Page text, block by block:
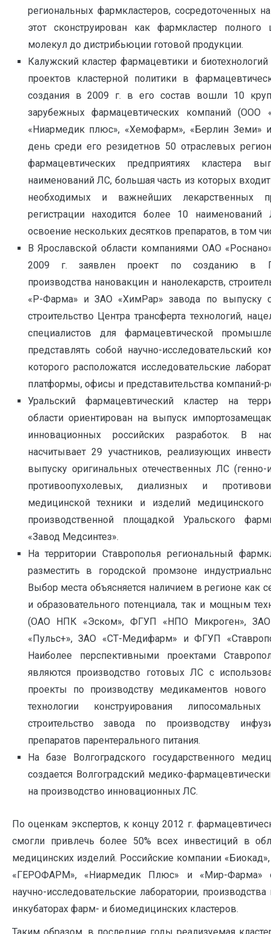
региональных фармкластеров, сосредоточенных
этот сконструирован как фармкластер
молекул до дистрибьюции готовой продукции.
Калужский кластер фармацевтики и
проектов кластерной политики в
создания в 2009 г. в его состав вошли 10
зарубежных фармацевтических компаний (ООО
«Ниармедик плюс», «Хемофарм», «Берлин Земи»
день среди его резидетнов 50 отраслевых
фармацевтических предприятиях кластера
наименований ЛС, большая часть из которых
необходимых и важнейших лекарственных
регистрации находится более 10
освоение нескольких десятков препаратов, в том
В Ярославской области компаниями ОАО
2009 г. заявлен проект по созданию в
производства нановакцин и нанолекарств,
«Р-Фарма» и ЗАО «ХимРар» завода по выпуску
строительство Центра трансферта технологий,
специалистов для фармацевтической
представлять собой научно-исследовательский
которого расположатся исследовательские
платформы, офисы и представительства компаний-
Уральский фармацевтический кластер на
области ориентирован на выпуск
инновационных российских разработок. В
насчитывает 29 участников, реализующих
выпуску оригинальных отечественных ЛС (генно-
противоопухолевых, диализных и
медицинской техники и изделий медицинского
производственной площадкой Уральского
«Завод Медсинтез».
На территории Ставрополья региональный
разместить в городской промзоне
Выбор места объясняется наличием в регионе как
и образовательного потенциала, так и мощным
(ОАО НПК «Эском», ФГУП «НПО Микроген»,
«Пульс+», ЗАО «СТ-Медифарм» и ФГУП
Наиболее перспективными проектами
являются производство готовых ЛС с
проекты по производству медикаментов
технологии конструирования
строительство завода по производству
препаратов парентерального питания.
На базе Волгоградского государственного
создается Волгоградский медико-
на производство инновационных ЛС.
По оценкам экспертов, к концу 2012 г.
смогли привлечь более 50% всех инвестиций в
медицинских изделий. Российские компании
«ГЕРОФАРМ», «Ниармедик Плюс» и «Мир-Фарма»
научно-исследовательские лаборатории,
инкубаторах фарм- и биомедицинских кластеров.
Таким образом, в последние годы реализуемая